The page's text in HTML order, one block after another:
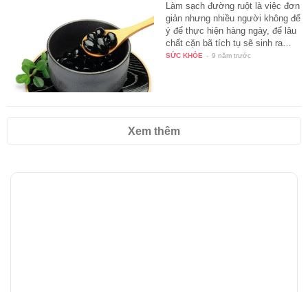
Làm sạch đường ruột là việc đơn
giản nhưng nhiều người không để
ý để thực hiện hàng ngày, để lâu
chất cặn bã tích tụ sẽ sinh ra…
SỨC KHỎE - 9 năm trước
Xem thêm